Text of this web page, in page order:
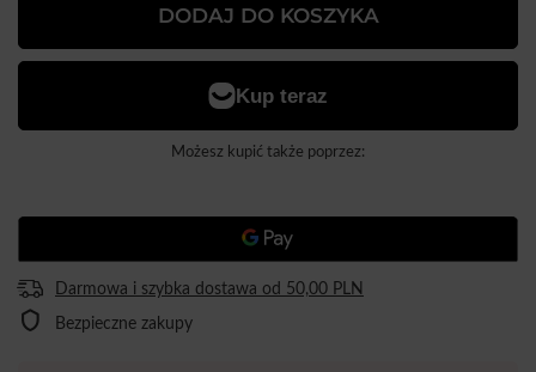
DODAJ DO KOSZYKA
Możesz kupić także poprzez:
Darmowa i szybka dostawa od 50,00 PLN
Bezpieczne zakupy